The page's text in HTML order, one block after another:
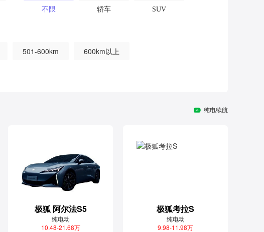
不限 轿车 SUV
501-600km 600km以上
纯电续航
极狐 阿尔法S5
纯电动
10.48-21.68万
极狐考拉S
纯电动
9.98-11.98万